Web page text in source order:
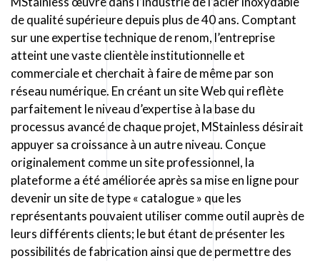
de qualité supérieure depuis plus de 40 ans. Comptant
sur une expertise technique de renom, l’entreprise
atteint une vaste clientèle institutionnelle et
commerciale et cherchait à faire de même par son
réseau numérique. En créant un site Web qui reflète
parfaitement le niveau d’expertise à la base du
processus avancé de chaque projet, MStainless désirait
appuyer sa croissance à un autre niveau. Conçue
originalement comme un site professionnel, la
plateforme a été améliorée après sa mise en ligne pour
devenir un site de type « catalogue » que les
représentants pouvaient utiliser comme outil auprès de
leurs différents clients; le but étant de présenter les
possibilités de fabrication ainsi que de permettre des